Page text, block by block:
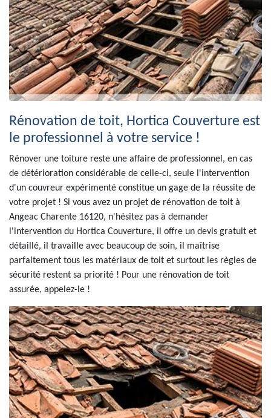
Rénovation de toit, Hortica Couverture est
le professionnel à votre service !
Rénover une toiture reste une affaire de professionnel, en cas
de détérioration considérable de celle-ci, seule l'intervention
d'un couvreur expérimenté constitue un gage de la réussite de
votre projet ! Si vous avez un projet de rénovation de toit à
Angeac Charente 16120, n'hésitez pas à demander
l'intervention du Hortica Couverture, il offre un devis gratuit et
détaillé, il travaille avec beaucoup de soin, il maîtrise
parfaitement tous les matériaux de toit et surtout les règles de
sécurité restent sa priorité ! Pour une rénovation de toit
assurée, appelez-le !